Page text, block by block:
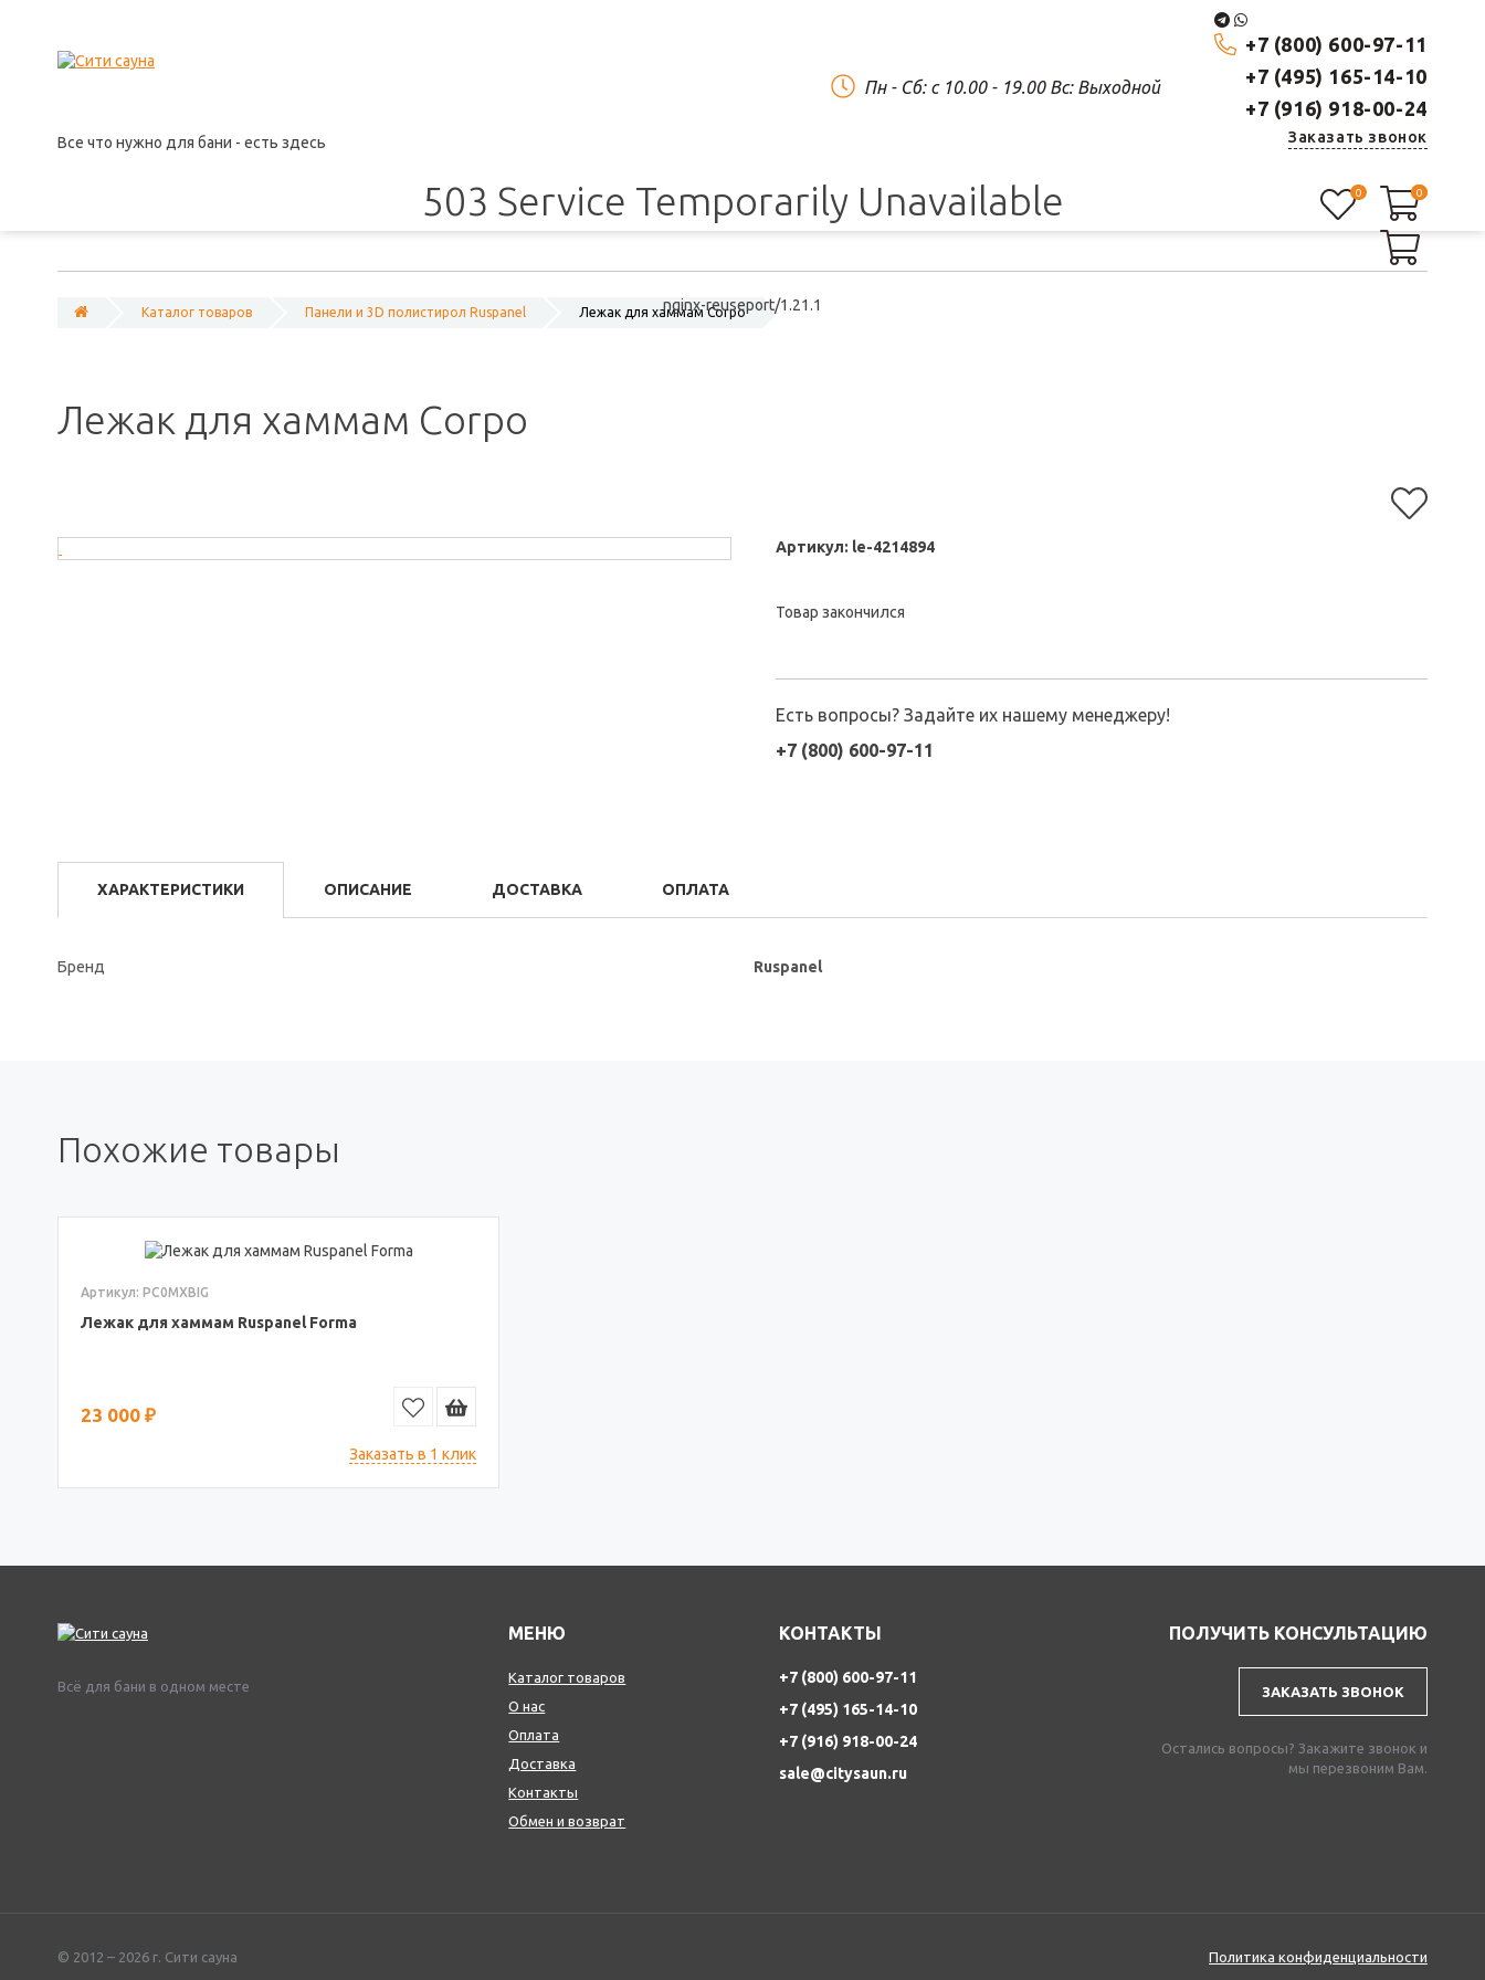
+7 (800) 600-97-11
+7 (495) 165-14-10
+7 (916) 918-00-24
Заказать звонок
Все что нужно для бани - есть здесь
Пн - Сб: c 10.00 - 19.00 Вс: Выходной
503 Service Temporarily Unavailable
nginx-reuseport/1.21.1
0 0
0
Каталог товаров Панели и 3D полистирол Ruspanel Лежак для хаммам Corpo
Лежак для хаммам Corpo
Артикул: le-4214894
Товар закончился
Есть вопросы? Задайте их нашему менеджеру!
+7 (800) 600-97-11
ХАРАКТЕРИСТИКИ ОПИСАНИЕ ДОСТАВКА ОПЛАТА
Бренд Ruspanel
Похожие товары
Артикул: PC0MXBIG
Лежак для хаммам Ruspanel Forma
23 000 ₽
Заказать в 1 клик
Всё для бани в одном месте
МЕНЮ
Каталог товаров
О нас
Оплата
Доставка
Контакты
Обмен и возврат
КОНТАКТЫ
+7 (800) 600-97-11
+7 (495) 165-14-10
+7 (916) 918-00-24
sale@citysaun.ru
ПОЛУЧИТЬ КОНСУЛЬТАЦИЮ
ЗАКАЗАТЬ ЗВОНОК
Остались вопросы? Закажите звонок и
мы перезвоним Вам.
© 2012 – 2026 г. Сити сауна Политика конфиденциальности